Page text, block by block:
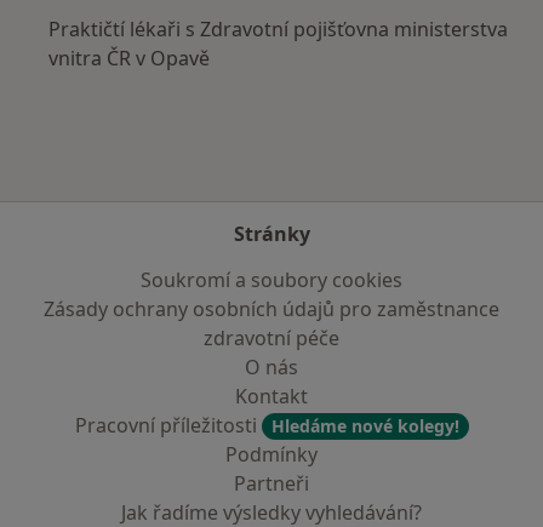
Praktičtí lékaři s Zdravotní pojišťovna ministerstva
vnitra ČR v Opavě
Stránky
Soukromí a soubory cookies
Zásady ochrany osobních údajů pro zaměstnance
zdravotní péče
O nás
Kontakt
Pracovní příležitosti
Hledáme nové kolegy!
Podmínky
Partneři
Jak řadíme výsledky vyhledávání?